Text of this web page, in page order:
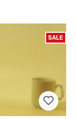
SALE